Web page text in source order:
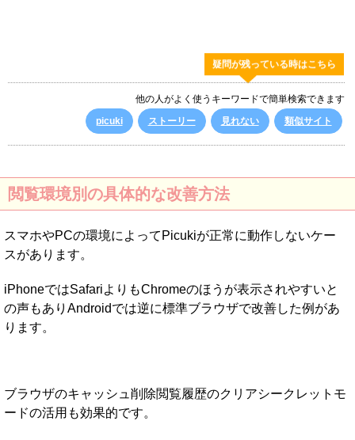
疑問が残っている時はこちら
他の人がよく使うキーワードで簡単検索できます
picuki
ストーリー 見れない 類似サイト
閲覧環境別の具体的な改善方法
スマホやPCの環境によってPicukiが正常に動作しないケー
スがあります。
iPhoneではSafariよりもChromeのほうが表示されやすいと
の声もありAndroidでは逆に標準ブラウザで改善した例があ
ります。
ブラウザのキャッシュ削除閲覧履歴のクリアシークレットモ
ードの活用も効果的です。